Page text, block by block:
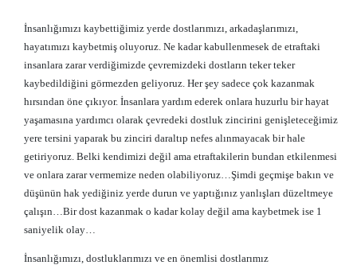
İnsanlığımızı kaybettiğimiz yerde dostlarımızı, arkadaşlarımızı,
hayatımızı kaybetmiş oluyoruz. Ne kadar kabullenmesek de etraftaki
insanlara zarar verdiğimizde çevremizdeki dostların teker teker
kaybedildiğini görmezden geliyoruz. Her şey sadece çok kazanmak
hırsından öne çıkıyor. İnsanlara yardım ederek onlara huzurlu bir hayat
yaşamasına yardımcı olarak çevredeki dostluk zincirini genişleteceğimiz
yere tersini yaparak bu zinciri daraltıp nefes alınmayacak bir hale
getiriyoruz. Belki kendimizi değil ama etraftakilerin bundan etkilenmesi
ve onlara zarar vermemize neden olabiliyoruz…Şimdi geçmişe bakın ve
düşünün hak yediğiniz yerde durun ve yaptığınız yanlışları düzeltmeye
çalışın…Bir dost kazanmak o kadar kolay değil ama kaybetmek ise 1
saniyelik olay…
İnsanlığımızı, dostluklarımızı ve en önemlisi dostlarımız